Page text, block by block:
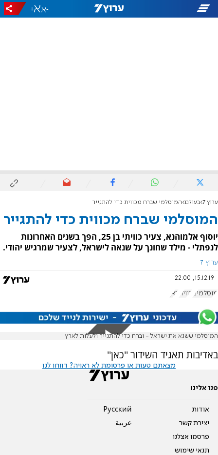
-
+
ערוץ 7 בעולם המוסלמי שברח מכווית כדי להתגייר
המוסלמי שברח מכווית כדי להתגייר
יוסוף אלמוהנא, צעיר כוויתי בן 25, הפך בשנים האחרונות
לנפתלי - מילד שחונך על שנאה לישראל, לצעיר שמרגיש יהודי.
ערוץ 7
15.12.19, 22:00
מוסלמים כווית כאן
המוסלמי ששנא את ישראל - וברח כדי להתגייר ולעלות לארץ
באדיבות תאגיד השידור ''כאן''
מצאתם טעות או פרסומת לא ראויה? דווחו לנו
פנו אלינו
אודות
יצירת קשר
פרסמו אצלנו
תנאי שימוש
Pусский
عربية